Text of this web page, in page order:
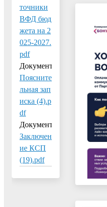
точники
ВФД бюд
жета на 2
025-2027.
pdf
Документ:
Поясните
льная зап
иска (4).p
df
Документ:
Заключен
ие КСП
(19).pdf